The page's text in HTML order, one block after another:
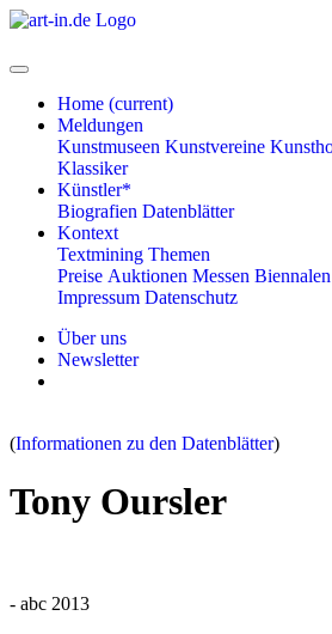
Home (current)
Meldungen
Kunstmuseen Kunstvereine
Klassiker
Künstler*
Biografien Datenblätter
Kontext
Textmining Themen
Preise Auktionen Messen Biennalen
Impressum Datenschutz
Über uns
Newsletter
(Informationen zu den Datenblätter)
Tony Oursler
- abc 2013